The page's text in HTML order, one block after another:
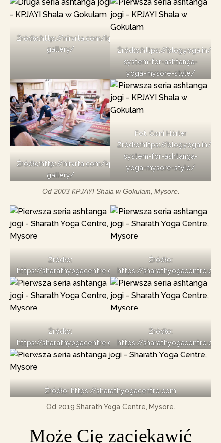
Źródło:http://nirvrta.com/kpjayi-
gallery/
Źródło:https://blog.yoga.in/
system-for-ashtanga-
yoga-mysore-style/
Źródło:http://nirvrta.com/kpjayi-
gallery/
Fot. Coni Hörler
Źródło:https://blog.yoga.in/
system-for-ashtanga-
yoga-mysore-style/
Od 2003 KPJAYI Shala wGokulam, Mysore.
Źródło:
https://sharathyogacentre.com
Źródło:
https://
Źródło:
https://sharathyogacentre.com
Źródło:
https://
Źródło: https://sharathyogacentre.com
Od 2019 Sharath Yoga Centre, Mysore.
Może Cię zaciekawić